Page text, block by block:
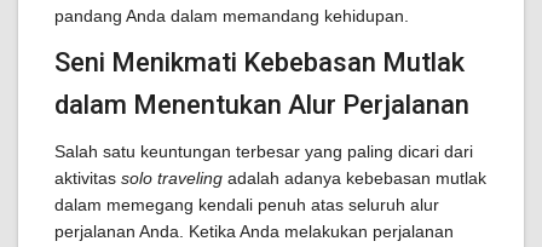
pandang Anda dalam memandang kehidupan.
Seni Menikmati Kebebasan Mutlak
dalam Menentukan Alur Perjalanan
Salah satu keuntungan terbesar yang paling dicari dari
aktivitas solo traveling adalah adanya kebebasan mutlak
dalam memegang kendali penuh atas seluruh alur
perjalanan Anda. Ketika Anda melakukan perjalanan